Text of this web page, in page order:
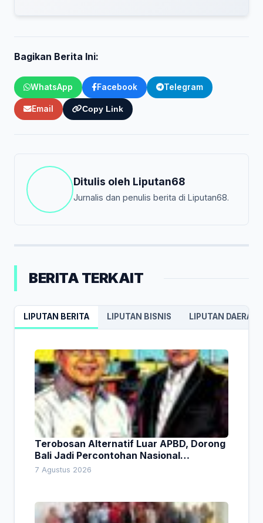
Bagikan Berita Ini:
WhatsApp Facebook Telegram
Email Copy Link
Ditulis oleh Liputan68
Jurnalis dan penulis berita di Liputan68.
BERITA TERKAIT
LIPUTAN BERITA LIPUTAN BISNIS LIPUTAN DAERAH
Terobosan Alternatif Luar APBD, Dorong
Bali Jadi Percontohan Nasional
Pembiayaan Daerah
7 Agustus 2026